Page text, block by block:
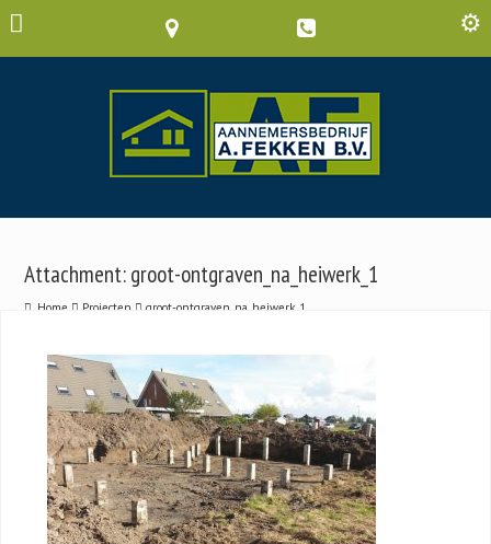
Attachment: groot-ontgraven_na_heiwerk_1
Home Projecten groot-ontgraven_na_heiwerk_1